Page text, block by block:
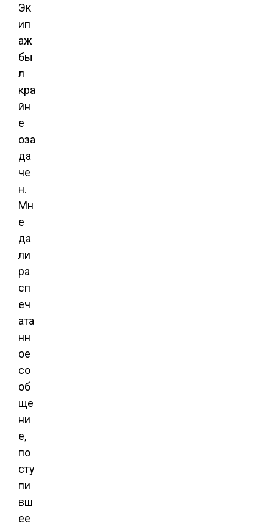
Эк
ип
аж
бы
л
кра
йн
е
оза
да
че
н.
Мн
е
да
ли
ра
сп
еч
ата
нн
ое
со
об
ще
ни
е,
по
сту
пи
вш
ее